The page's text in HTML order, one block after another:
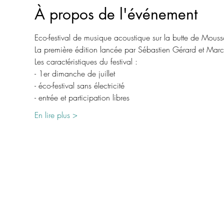
À propos de l'événement
Eco-festival de musique acoustique sur la butte de
La première édition lancée par Sébastien Gérard et
Les caractéristiques du festival :
- 1er dimanche de juillet
- éco-festival sans électricité
- entrée et participation libres
En lire plus >